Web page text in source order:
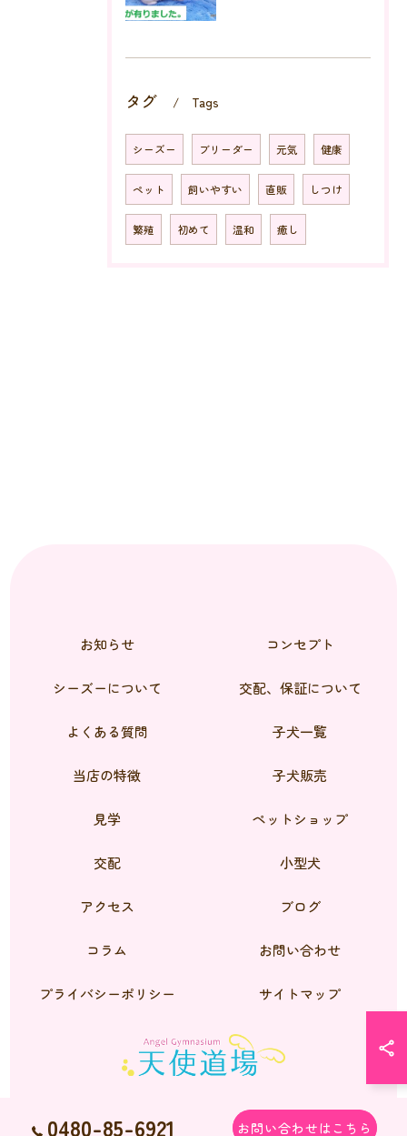
タグ Tags
シーズー ブリーダー 元気 健康
ペット 飼いやすい 直販 しつけ
繁殖 初めて 温和 癒し
0480-85-6921 お問い合わせはこちら
お知らせ コンセプト
シーズーについて 交配、保証について
よくある質問 子犬一覧
当店の特徴 子犬販売
見学 ペットショップ
交配 小型犬
アクセス ブログ
コラム お問い合わせ
プライバシーポリシー サイトマップ